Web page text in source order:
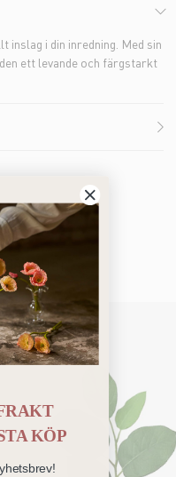
inslag i din inredning. Med sin
ett levande och färgstarkt
gillar
KÖP